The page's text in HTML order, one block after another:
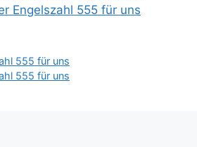
Engelszahl 555 für uns
555 für uns
555 für uns